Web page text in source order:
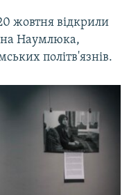
жовтня відкрили
Наумлюка,
політв'язнів.